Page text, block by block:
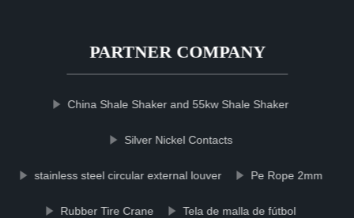
PARTNER COMPANY
China Shale Shaker and 55kw Shale Shaker
Silver Nickel Contacts
stainless steel circular external louver Pe Rope 2mm
Rubber Tire Crane Tela de malla de fútbol